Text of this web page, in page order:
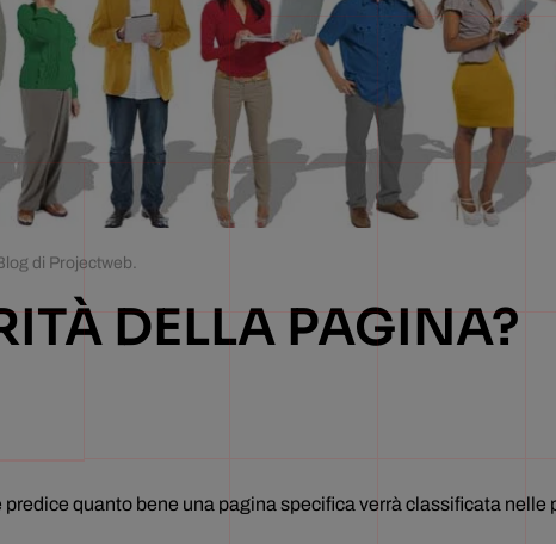
di Projectweb.
DELLA PAGINA?
quanto bene una pagina specifica verrà classificata nelle